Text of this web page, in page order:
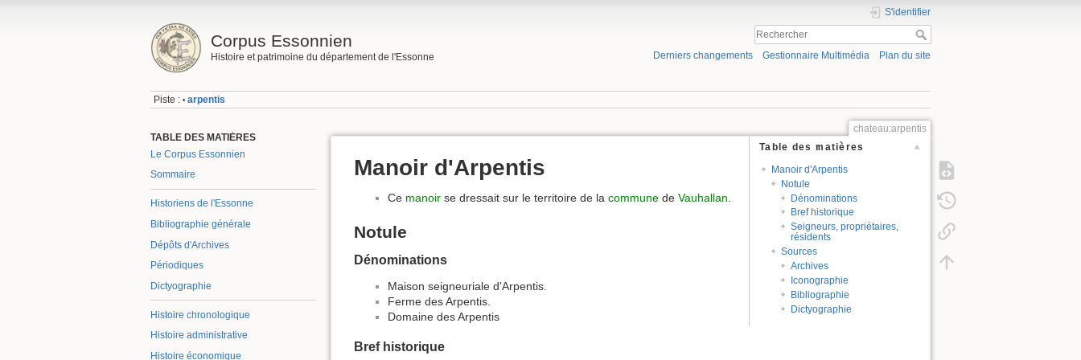
Corpus Essonnien
Histoire et patrimoine du département de l'Essonne
S'identifier
Derniers changements Gestionnaire Multimédia Plan du site
Piste : • arpentis
TABLE DES MATIÈRES
Le Corpus Essonnien
Sommaire
Historiens de l'Essonne
Bibliographie générale
Dépôts d'Archives
Périodiques
Dictyographie
Histoire chronologique
Histoire administrative
Histoire économique
chateau:arpentis
Table des matières
Manoir d'Arpentis
Notule
Dénominations
Bref historique
Seigneurs, propriétaires,
résidents
Sources
Archives
Iconographie
Bibliographie
Dictyographie
Manoir d'Arpentis
Ce manoir se dressait sur le territoire de la commune de Vauhallan.
Notule
Dénominations
Maison seigneuriale d'Arpentis.
Ferme des Arpentis.
Domaine des Arpentis
Bref historique